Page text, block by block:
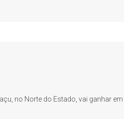
no Norte do Estado, vai ganhar em